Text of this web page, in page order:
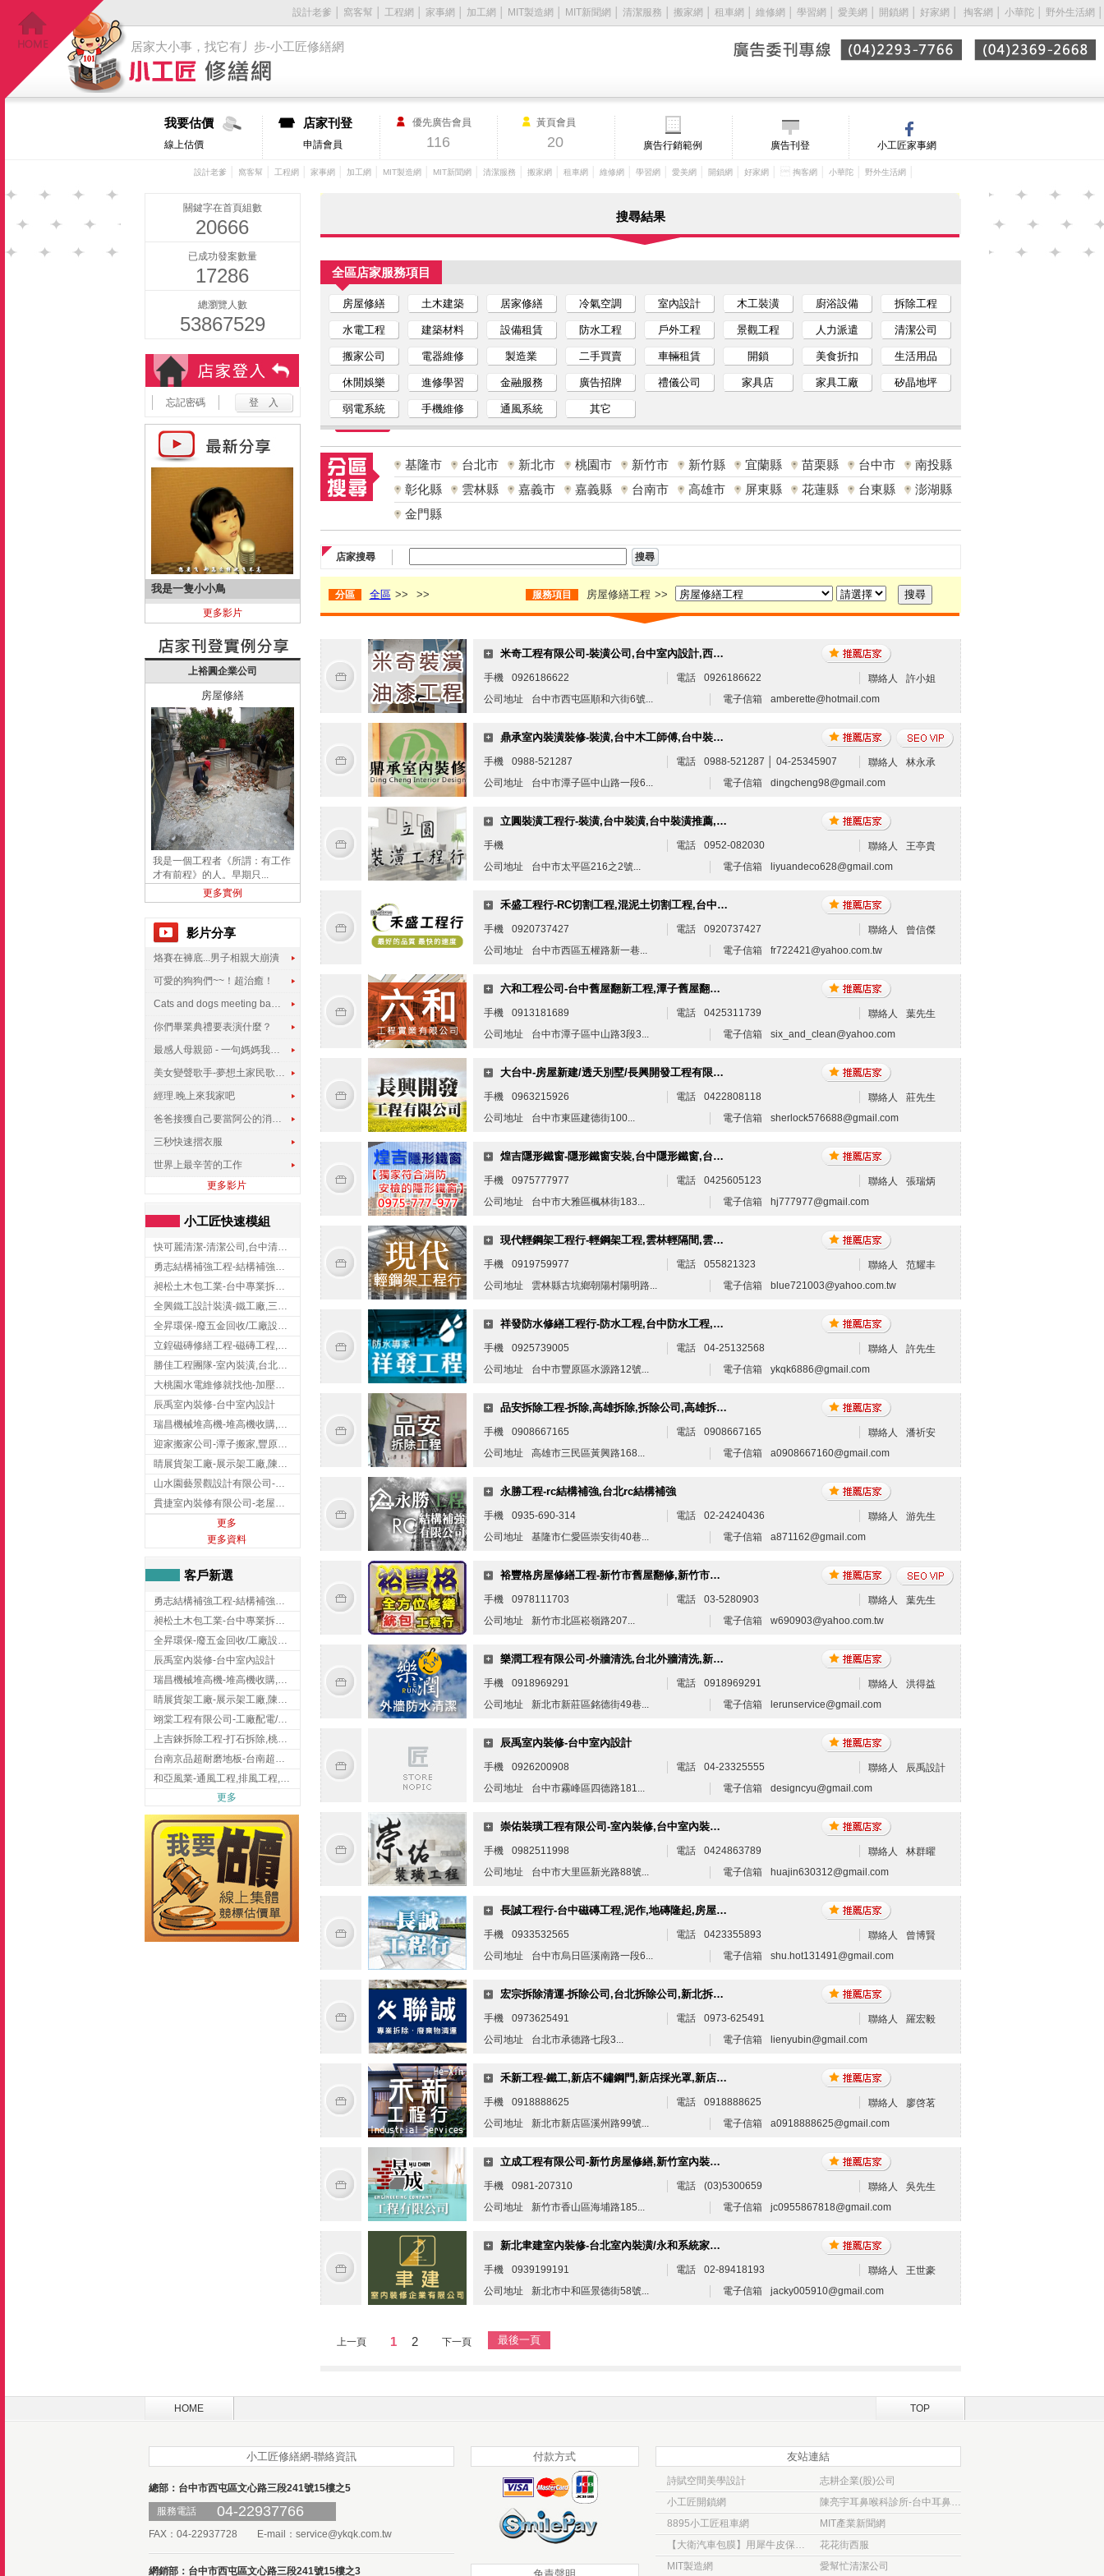
居家大小事，找它有丿步-小工匠修繕網
設計老爹 窩客幫 工程網 家事網 加工網 MIT製造網 MIT新聞網 清潔服務 搬家網 租車網 維修網 學習網 愛美網 開鎖網 好家網 掏客網 小華陀 野外生活網
我要估價
線上估價
店家刊登
申請會員
優先廣告會員
116
黃頁會員
20 廣告行銷範例 廣告刊登 小工匠家事網
設計老爹 窩客幫 工程網 家事網 加工網 MIT製造網 MIT新聞網 清潔服務 搬家網 租車網 維修網 學習網 愛美網 開鎖網 好家網 │  掏客網 小華陀 野外生活網
關鍵字在首頁組數
20666
已成功發案數量
17286
總瀏覽人數
53867529
忘記密碼
我是一隻小小鳥
更多影片
上裕圓企業公司
房屋修繕
我是一個工程者《所謂：有工作
才有前程》的人。早期只...
更多實例
影片分享
烙賽在褲底...男子相親大崩潰
可愛的狗狗們~~！超治癒！
Cats and dogs meeting babies for the first time
你們畢業典禮要表演什麼？
最感人母親節 - 一句媽媽我愛你
美女變聲歌手-夢想土家民歌傳遍世界
經理.晚上來我家吧
爸爸接獲自己要當阿公的消息，反應史上最可愛!!!
三秒快速摺衣服
世界上最辛苦的工作
更多影片
小工匠快速模組
快可麗清潔-清潔公司,台中清潔公司,台中居家清潔
勇志結構補強工程-結構補強工程 ,桃園結構補強工程,龍潭結構補強工程
昶松土木包工業-台中專業拆除工程/挖土機出租
全興鐵工設計裝潢-鐵工廠,三峽鐵工廠,台北鐵工廠
全昇環保-廢五金回收/工廠設備收購/機械設備回收/高價收購廠房設備
立鍠磁磚修繕工程-磁磚工程,磁磚修補,新竹磁磚工程
勝佳工程團隊-室內裝潢,台北房屋裝修,三重室內裝修
大桃園水電維修就找他-加壓馬達,抽水馬達,桃園水電行,中壢水電
辰禹室內裝修-台中室內設計
瑞昌機械堆高機-堆高機收購,新北市堆高機,桃園堆高機
迎家搬家公司-潭子搬家,豐原搬家,大雅搬家,大甲搬家,台中推薦搬家,台中搬家
睛展貨架工廠-展示架工廠,陳列架,台中展示架工廠
山水園藝景觀設計有限公司-景觀工程,景觀設計,新竹園藝工程,新竹景觀設計
貫捷室內裝修有限公司-老屋翻新工程,台中老屋翻新工程,台中舊屋翻新
更多
更多資料
客戶新選
勇志結構補強工程-結構補強工程 ,桃園結構補強工程,龍潭結構補強工程
昶松土木包工業-台中專業拆除工程/挖土機出租
全昇環保-廢五金回收/工廠設備收購/機械設備回收/高價收購廠房設備
辰禹室內裝修-台中室內設計
瑞昌機械堆高機-堆高機收購,新北市堆高機,桃園堆高機
睛展貨架工廠-展示架工廠,陳列架,台中展示架工廠
翊棠工程有限公司-工廠配電/高雄消防機電公司
上吉錸拆除工程-打石拆除,桃園打石拆除,桃園拆除工程
台南京品超耐磨地板-台南超耐磨地板
和亞風業-通風工程,排風工程,彰化通風工程,彰化排風工程
更多
搜尋結果
全區店家服務項目
房屋修繕 土木建築 居家修繕 冷氣空調 室內設計 木工裝潢 廚浴設備 拆除工程
水電工程 建築材料 設備租賃 防水工程 戶外工程 景觀工程 人力派遣 清潔公司
搬家公司 電器維修 製造業 二手買賣 車輛租賃 開鎖 美食折扣 生活用品
休閒娛樂 進修學習 金融服務 廣告招牌 禮儀公司 家具店 家具工廠 矽晶地坪
弱電系統 手機維修 通風系統 其它
基隆市 台北市 新北市 桃園市 新竹市 新竹縣 宜蘭縣 苗栗縣 台中市
南投縣
彰化縣
雲林縣 嘉義市 嘉義縣 台南市 高雄市 屏東縣 花蓮縣 台東縣
澎湖縣
金門縣
店家搜尋
分區 全區 >> >> 服務項目 房屋修繕工程 >>
米奇工程有限公司-裝潢公司,台中室內設計,西屯室內設計,台中裝潢,台中室內裝潢,台中油漆工程
手機 0926186622 電話 0926186622 聯絡人
許小姐
公司地址
台中市西屯區順和六街6號... 電子信箱 amberette@hotmail.com
鼎承室內裝潢裝修-裝潢,台中木工師傅,台中裝潢推薦,台中室內裝修
手機 0988-521287 電話 0988-521287 │ 04-25345907 聯絡人
林永承
公司地址
台中市潭子區中山路一段6... 電子信箱 dingcheng98@gmail.com
立圓裝潢工程行-裝潢,台中裝潢,台中裝潢推薦,台中木工裝潢,台中裝修工程
手機 電話 0952-082030 聯絡人
王亭貴
公司地址
台中市太平區216之2號... 電子信箱 liyuandeco628@gmail.com
禾盛工程行-RC切割工程,混泥土切割工程,台中RC切割工程
手機 0920737427 電話 0920737427 聯絡人
曾信傑
公司地址
台中市西區五權路新一巷... 電子信箱 fr722421@yahoo.com.tw
六和工程公司-台中舊屋翻新工程,潭子舊屋翻新工程
手機 0913181689 電話 0425311739 聯絡人
葉先生
公司地址
台中市潭子區中山路3段3... 電子信箱 six_and_clean@yahoo.com
大台中-房屋新建/透天別墅/長興開發工程有限公司/鋼構整修工程
手機 0963215926 電話 0422808118 聯絡人
莊先生
公司地址
台中市東區建德街100... 電子信箱 sherlock576688@gmail.com
煌吉隱形鐵窗-隱形鐵窗安裝,台中隱形鐵窗,台中隱形鐵窗推薦
手機 0975777977 電話 0425605123 聯絡人
張瑞炳
公司地址
台中市大雅區楓林街183... 電子信箱 hj777977@gmail.com
現代輕鋼架工程行-輕鋼架工程,雲林輕隔間,雲林輕鋼架,古坑輕鋼架工程
手機 0919759977 電話 055821323 聯絡人
范耀丰
公司地址
雲林縣古坑鄉朝陽村陽明路... 電子信箱 blue721003@yahoo.com.tw
祥發防水修繕工程行-防水工程,台中防水工程,豐原防水工程
手機 0925739005 電話 04-25132568 聯絡人
許先生
公司地址
台中市豐原區水源路12號... 電子信箱 ykqk6886@gmail.com
品安拆除工程-拆除,高雄拆除,拆除公司,高雄拆除公司,高雄裝潢拆除,高雄專業拆除
手機 0908667165 電話 0908667165 聯絡人
潘祈安
公司地址
高雄市三民區黃興路168... 電子信箱 a0908667160@gmail.com
永勝工程-rc結構補強,台北rc結構補強
手機 0935-690-314 電話 02-24240436 聯絡人
游先生
公司地址
基隆市仁愛區崇安街40巷... 電子信箱 a871162@gmail.com
裕豐格房屋修繕工程-新竹市舊屋翻修,新竹市泥作工程,新竹市房屋改建,新竹市房屋修繕,新竹市套房改建
手機 0978111703 電話 03-5280903 聯絡人
葉先生
公司地址
新竹市北區崧嶺路207... 電子信箱 w690903@yahoo.com.tw
樂潤工程有限公司-外牆清洗,台北外牆清洗,新莊外牆清潔,新莊外牆修繕
手機 0918969291 電話 0918969291 聯絡人
洪得益
公司地址
新北市新莊區銘德街49巷... 電子信箱 lerunservice@gmail.com
辰禹室內裝修-台中室內設計
手機 0926200908 電話 04-23325555 聯絡人
辰禹設計
公司地址
台中市霧峰區四德路181... 電子信箱 designcyu@gmail.com
崇佑裝璜工程有限公司-室內裝修,台中室內裝修,大里室內裝修
手機 0982511998 電話 0424863789 聯絡人
林群曜
公司地址
台中市大里區新光路88號... 電子信箱 huajin630312@gmail.com
長誠工程行-台中磁磚工程,泥作,地磚隆起,房屋修繕推薦
手機 0933532565 電話 0423355893 聯絡人
曾博賢
公司地址
台中市烏日區溪南路一段6... 電子信箱 shu.hot131491@gmail.com
宏宗拆除清運-拆除公司,台北拆除公司,新北拆除公司
手機 0973625491 電話 0973-625491 聯絡人
羅宏毅
公司地址
台北市承德路七段3... 電子信箱 lienyubin@gmail.com
禾新工程-鐵工,新店不鏽鋼門,新店採光罩,新店電動捲門,新店鐵皮屋工程,遮雨棚
手機 0918888625 電話 0918888625 聯絡人
廖啓茗
公司地址
新北市新店區溪州路99號... 電子信箱 a0918888625@gmail.com
立成工程有限公司-新竹房屋修繕,新竹室內裝修公司
手機 0981-207310 電話 (03)5300659 聯絡人
吳先生
公司地址
新竹市香山區海埔路185... 電子信箱 jc0955867818@gmail.com
新北聿建室內裝修-台北室內裝潢/永和系統家具設計/中和舊屋翻新/板橋木工裝潢
手機 0939199191 電話 02-89418193 聯絡人
王世豪
公司地址
新北市中和區景德街58號... 電子信箱 jacky005910@gmail.com
上一頁 1 2 下一頁 最後一頁
HOME TOP
小工匠修繕網-聯絡資訊
總部：台中市西屯區文心路三段241號15樓之5
服務電話
04-22937766
FAX：04-22937728 E-mail： service@ykqk.com.tw
網銷部：台中市西屯區文心路三段241號15樓之3
付款方式 友站連結
詩賦空間美學設計
志耕企業(股)公司
小工匠開鎖網
陳亮宇耳鼻喉科診所-台中耳鼻喉科診所
8895小工匠租車網
MIT產業新聞網
【大衛汽車包膜】用犀牛皮保護貼 為愛車穿
花花街西服
MIT製造網
愛幫忙清潔公司